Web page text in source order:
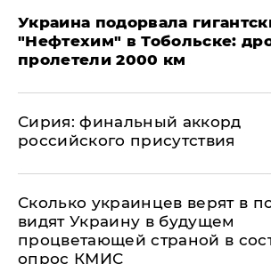
Украина подорвала
"Нефтехим" в Тобольске:
пролетели 2000 км
​Сирия: финальный аккорд
российского присутствия
Сколько украинцев верят в
видят Украину в будущем
процветающей страной в
опрос КМИС